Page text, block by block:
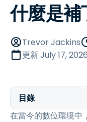
什麼是補
Trevor Jackins
更新July 17, 2026
目錄
在當今的數位環境中